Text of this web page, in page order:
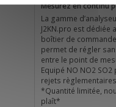
Mesurez en continu
La gamme
J2KN.pro est dédiée
boîtier de
permet de régler
entre le point de
Equipé NO NO2
rejets règlementaires
*Quantité limitée,
plaît*